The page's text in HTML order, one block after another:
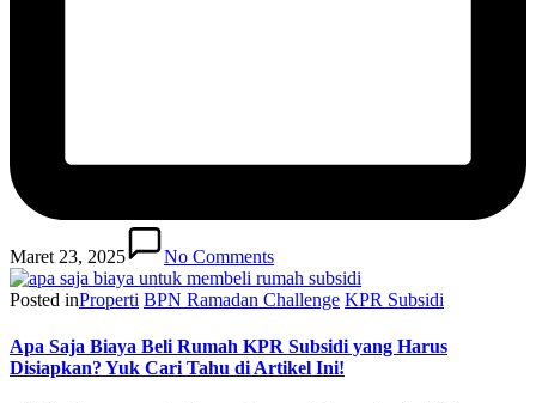
Maret 23, 2025 No Comments
Posted inProperti BPN Ramadan Challenge KPR Subsidi
Apa Saja Biaya Beli Rumah KPR Subsidi yang Harus
Disiapkan? Yuk Cari Tahu di Artikel Ini!